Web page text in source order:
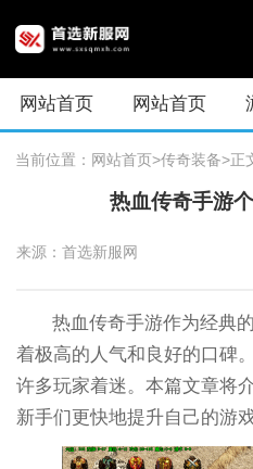
网站首页 网站首页
当前位置： 网站首页>传奇装备>正
热血传奇手游
来源：首选新服网
热血传奇手游作为经典
着极高的人气和良好的口碑
许多玩家着迷。本篇文章将
新手们更快地提升自己的游戏